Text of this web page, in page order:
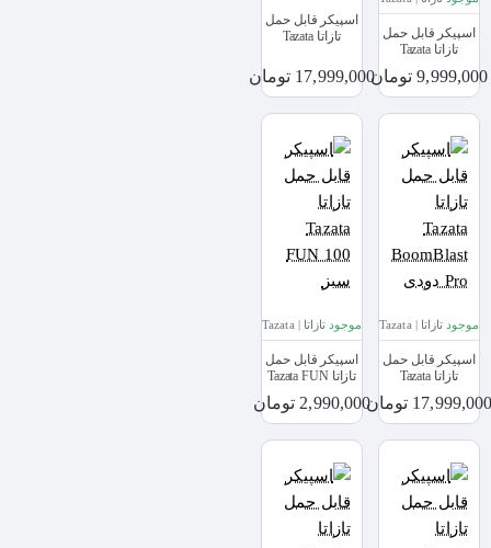
اسپیکر قابل حمل
تازاتا Tazata
مشکی
9,999,000 تومان
اسپیکر قابل حمل
تازاتا Tazata
ارتشی
17,999,000 تومان
موجود تازاتا | Tazata
اسپیکر قابل حمل
تازاتا Tazata
دودی
تومان
موجود تازاتا | Tazata
اسپیکر قابل حمل
تازاتا Tazata FUN
2,990,000 تومان